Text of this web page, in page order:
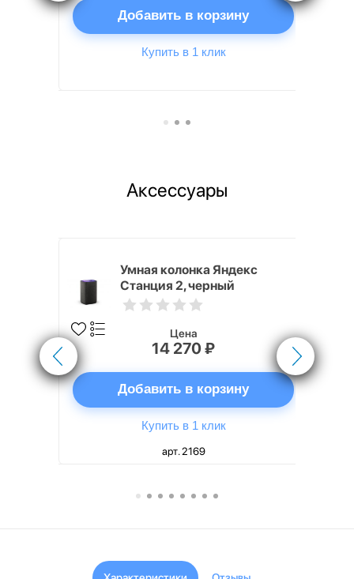
Добавить в корзину
Купить в 1 клик
Аксессуары
Умная колонка Яндекс
Станция 2, черный
Цена
14 270 ₽
Добавить в корзину
Купить в 1 клик
арт. 2169